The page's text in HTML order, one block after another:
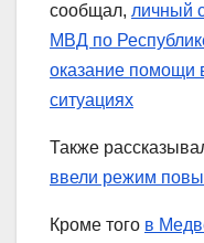
сообщал, личный
МВД по
оказание помощи
ситуациях
Также
ввели режим
Кроме того в